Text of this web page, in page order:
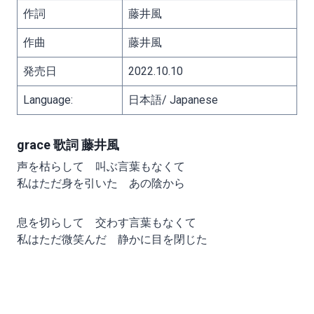
作詞 藤井風
作曲 藤井風
発売日 2022.10.10
Language: 日本語/ Japanese
grace 歌詞 藤井風
声を枯らして 叫ぶ言葉もなくて
私はただ身を引いた あの陰から
息を切らして 交わす言葉もなくて
私はただ微笑んだ 静かに目を閉じた